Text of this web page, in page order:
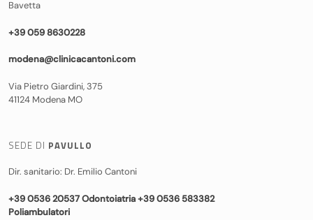
Bavetta
+39 059 8630228
modena@clinicacantoni.com
Via Pietro Giardini, 375
41124 Modena MO
SEDE DI PAVULLO
Dir. sanitario: Dr. Emilio Cantoni
+39 0536 20537 Odontoiatria +39 0536 583382
Poliambulatori